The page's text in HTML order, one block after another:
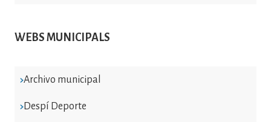
WEBS MUNICIPALS
Archivo municipal
Despí Deporte